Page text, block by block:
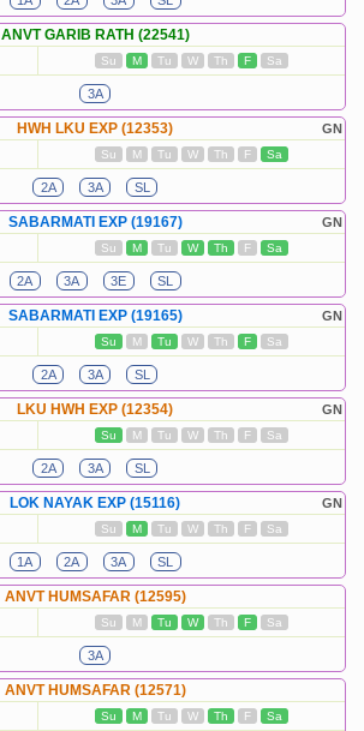
ANVT GARIB RATH (22541)
Su M Tu W Th F Sa
3A
GN
HWH LKU EXP (12353)
Su M Tu W Th F Sa
2A 3A SL
GN
SABARMATI EXP (19167)
Su M Tu W Th F Sa
2A 3A 3E SL
GN
SABARMATI EXP (19165)
Su M Tu W Th F Sa
2A 3A SL
GN
LKU HWH EXP (12354)
Su M Tu W Th F Sa
2A 3A SL
GN
LOK NAYAK EXP (15116)
Su M Tu W Th F Sa
1A 2A 3A SL
ANVT HUMSAFAR (12595)
Su M Tu W Th F Sa
3A
ANVT HUMSAFAR (12571)
Su M Tu W Th F Sa